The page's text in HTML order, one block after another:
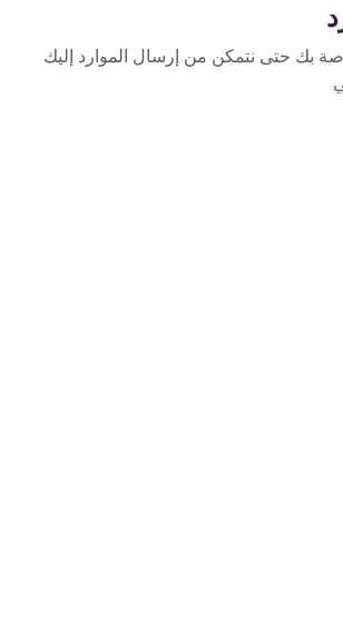
بك حتى نتمكن من إرسال الموارد إليك